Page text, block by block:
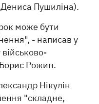
Пушиліна).
може бути
- написав у
Рожин.
Нікулін
"складне,